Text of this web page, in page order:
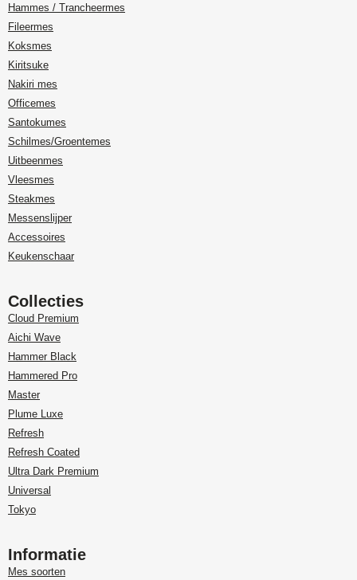
Hammes / Trancheermes
Fileermes
Koksmes
Kiritsuke
Nakiri mes
Officemes
Santokumes
Schilmes/Groentemes
Uitbeenmes
Vleesmes
Steakmes
Messenslijper
Accessoires
Keukenschaar
Collecties
Cloud Premium
Aichi Wave
Hammer Black
Hammered Pro
Master
Plume Luxe
Refresh
Refresh Coated
Ultra Dark Premium
Universal
Tokyo
Informatie
Mes soorten